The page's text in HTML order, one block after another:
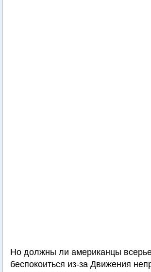
Но должны ли американцы
беспокоиться из-за Движения